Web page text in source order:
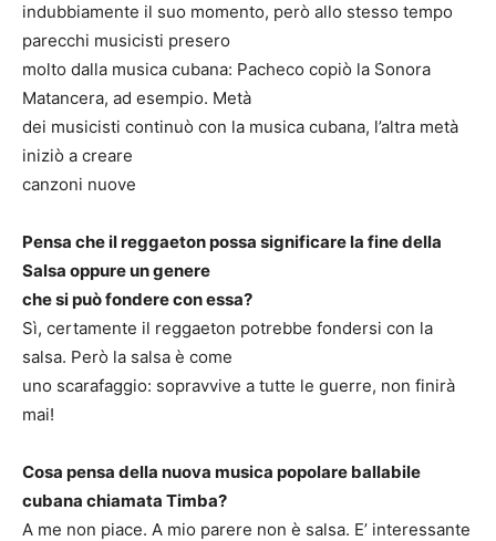
indubbiamente il suo momento, però allo stesso tempo
parecchi musicisti presero
molto dalla musica cubana: Pacheco copiò la Sonora
Matancera, ad esempio. Metà
dei musicisti continuò con la musica cubana, l’altra metà
iniziò a creare
canzoni nuove
Pensa che il reggaeton possa significare la fine della
Salsa oppure un genere
che si può fondere con essa?
Sì, certamente il reggaeton potrebbe fondersi con la
salsa. Però la salsa è come
uno scarafaggio: sopravvive a tutte le guerre, non finirà
mai!
Cosa pensa della nuova musica popolare ballabile
cubana chiamata Timba?
A me non piace. A mio parere non è salsa. E’ interessante